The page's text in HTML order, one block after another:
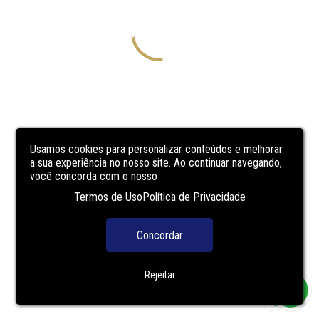
Usamos cookies para personalizar conteúdos e melhorar
a sua experiência no nosso site. Ao continuar navegando,
você concorda com o nosso
Termos de UsoPolítica de Privacidade
Concordar
Rejeitar